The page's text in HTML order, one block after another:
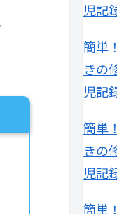
児記
簡単
きの
児記
簡単
きの
児記
簡単